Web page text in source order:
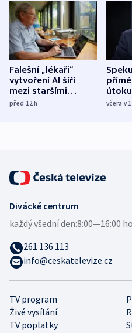
Falešní „lékaři“
vytvoření AI šíří
mezi staršími
Poláky nebezpečné
před 12h
míní
včera v
TV program
Živé vysílání
TV poplatky
Divácké centrum
každý všední den:8:00—16:00
261 136 113
info@ceskatelevize.cz